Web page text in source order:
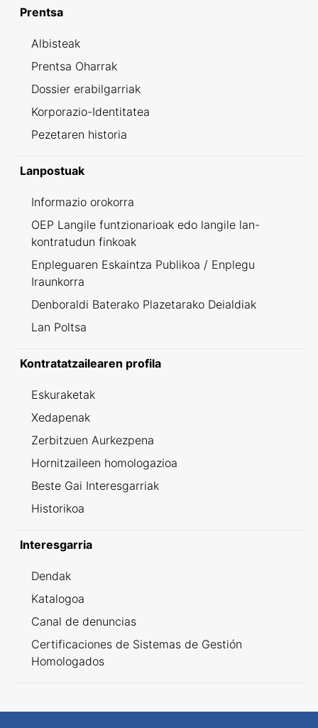
Prentsa
Albisteak
Prentsa Oharrak
Dossier erabilgarriak
Korporazio-Identitatea
Pezetaren historia
Lanpostuak
Informazio orokorra
OEP Langile funtzionarioak edo langile lan-
kontratudun finkoak
Enpleguaren Eskaintza Publikoa / Enplegu
Iraunkorra
Denboraldi Baterako Plazetarako Deialdiak
Lan Poltsa
Kontratatzailearen profila
Eskuraketak
Xedapenak
Zerbitzuen Aurkezpena
Hornitzaileen homologazioa
Beste Gai Interesgarriak
Historikoa
Interesgarria
Dendak
Katalogoa
Canal de denuncias
Certificaciones de Sistemas de Gestión
Homologados